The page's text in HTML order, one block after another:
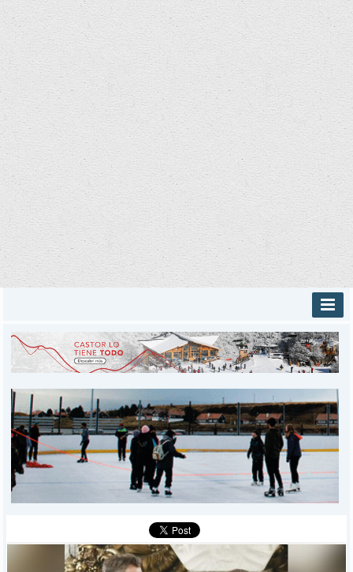
INICIO
PROVINCIALES
DEPORTES
POLICIALES
I-DIARIO
MÁS
BÚSQUEDA